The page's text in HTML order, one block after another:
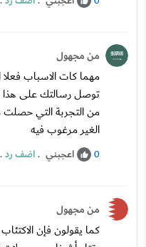
من مجهول
مهما كات الاسباب فعلا
توصل رسالتك على هذا
من التجربة التي حصلت
الغير مرغوب فيه
0 اعجبني .اضف رد.
من مجهول
كما يقولون فإن